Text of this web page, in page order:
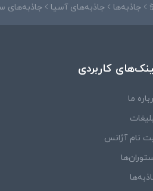
جاذبه‌ها جاذبه‌های آسیا جاذبه‌های
کاربردی
ما
نام آژانس